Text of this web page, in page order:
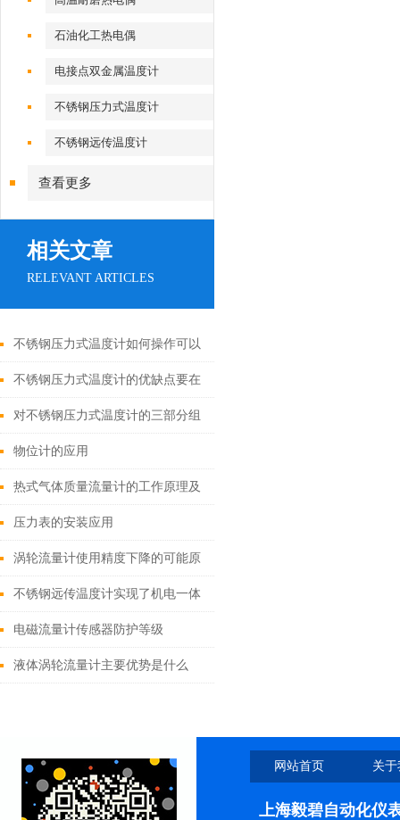
石油化工热电偶
电接点双金属温度计
不锈钢压力式温度计
不锈钢远传温度计
查看更多
相关文章
RELEVANT ARTICLES
不锈钢压力式温度计如何操作可以
更好发挥作用
不锈钢压力式温度计的优缺点要在
购买前了解
对不锈钢压力式温度计的三部分组
成介绍
物位计的应用
热式气体质量流量计的工作原理及
优点
压力表的安装应用
涡轮流量计使用精度下降的可能原
因是什么
不锈钢远传温度计实现了机电一体
化的测温功能
电磁流量计传感器防护等级
液体涡轮流量计主要优势是什么
网站首页 关
上海毅碧自动化仪